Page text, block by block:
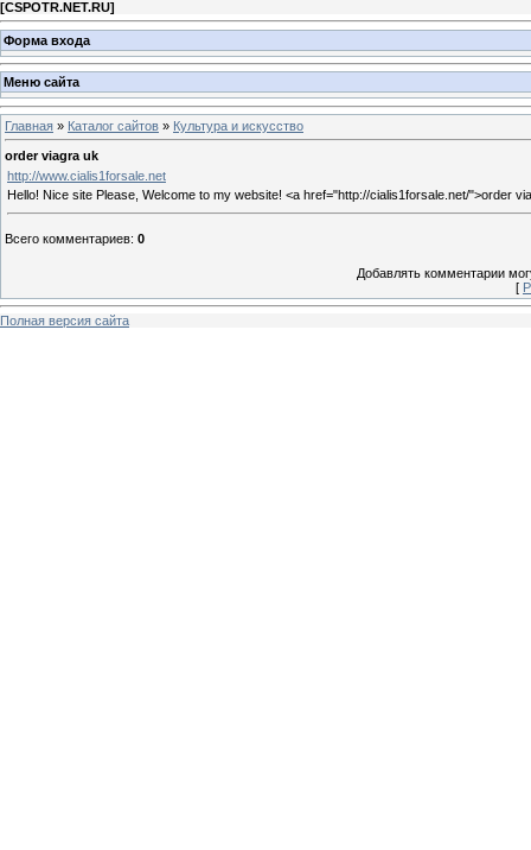
[CSPOTR.NET.RU]
Форма входа
Меню сайта
Главная » Каталог сайтов » Культура и искусство
order viagra uk
http://www.cialis1forsale.net
Hello! Nice site Please, Welcome to my website! <a href="http://cialis1forsale.net/">order
Всего комментариев: 0
Добавлять комментарии
[
Полная версия сайта